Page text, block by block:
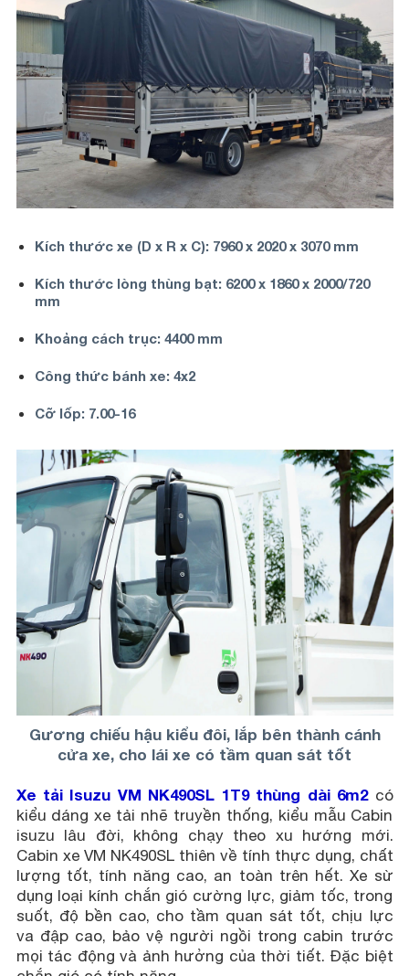
Kích thước xe (D x R x C): 7960 x 2020 x 3070 mm
Kích thước lòng thùng bạt: 6200 x 1860 x 2000/720
mm
Khoảng cách trục: 4400 mm
Công thức bánh xe: 4x2
Cỡ lốp: 7.00-16
Gương chiếu hậu kiểu đôi, lắp bên thành cánh
cửa xe, cho lái xe có tầm quan sát tốt
Xe tải Isuzu VM NK490SL 1T9 thùng dài 6m2có
kiểu dáng xe tải nhẽ truyền thống, kiểu mẫu Cabin
isuzu lâu đời, không chạy theo xu hướng mới.
Cabin xe VM NK490SL thiên về tính thực dụng, chất
lượng tốt, tính năng cao, an toàn trên hết. Xe sừ
dụng loại kính chắn gió cường lực, giảm tốc, trong
suốt, độ bền cao, cho tầm quan sát tốt, chịu lực
va đập cao, bảo vệ người ngồi trong cabin trước
mọi tác động và ảnh hưởng của thời tiết. Đặc biệt